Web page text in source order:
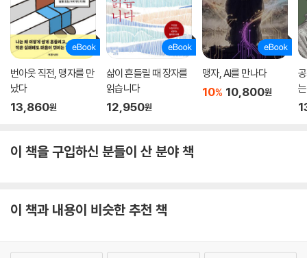
번아웃 직전, 맹자를 만
났다
13,860원
삶이 흔들릴 때 장자를
읽습니다
12,950원
맹자, AI를 만나다
10% 10,800원
이 책을 구입하신 분들이 산 분야 책
이 책과 내용이 비슷한 추천 책